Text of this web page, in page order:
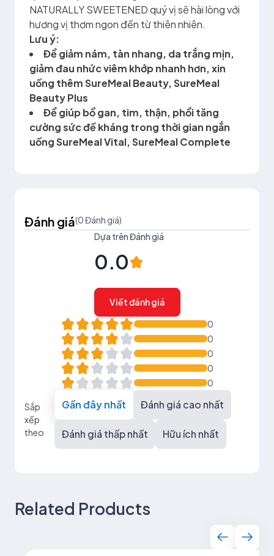
NATURALLY SWEETENED quý vị sẽ hài lòng với
hương vị thơm ngon đến từ thiên nhiên.
Lưu ý:
Để giảm nám, tàn nhang, da trắng mịn,
giảm đau nhức viêm khớp nhanh hơn, xin
uống thêm SureMeal Beauty, SureMeal
Beauty Plus
Để giúp bổ gan, tim, thận, phổi tăng
cường sức đề kháng trong thời gian ngắn
uống SureMeal Vital, SureMeal Complete
Đánh giá(0 Đánh giá)
Dựa trên Đánh giá
0.0
Viết đánh giá
0
0
0
0
0
Sắp
xếp
theo
Gần đây nhất Đánh giá cao nhất
Đánh giá thấp nhất Hữu ích nhất
Related Products